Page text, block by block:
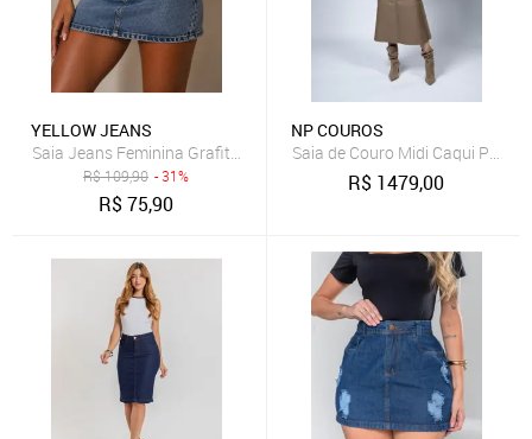
YELLOW JEANS
Saia Jeans Feminina Grafite Yellow Jeans
R$109,90 - 31%
R$75,90
NP COUROS
Saia de Couro Midi Caqui Pelica
R$ 1479,00